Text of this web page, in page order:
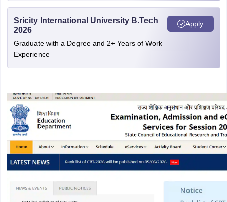
Sricity International University B.Tech
2026
Graduate with a Degree and 2+ Years of Work
Experience
Apply